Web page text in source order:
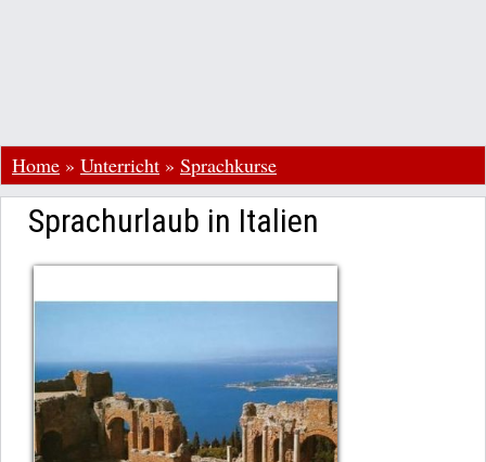
Home » Unterricht » Sprachkurse
Sprachurlaub in Italien